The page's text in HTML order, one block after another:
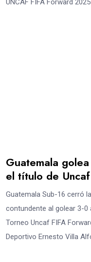
UNCAF FIFA Forward
Guatemala
el título de
Guatemala Sub-16 cerró
contundente al golear 3-0
Torneo Uncaf FIFA
Deportivo Ernesto Villa